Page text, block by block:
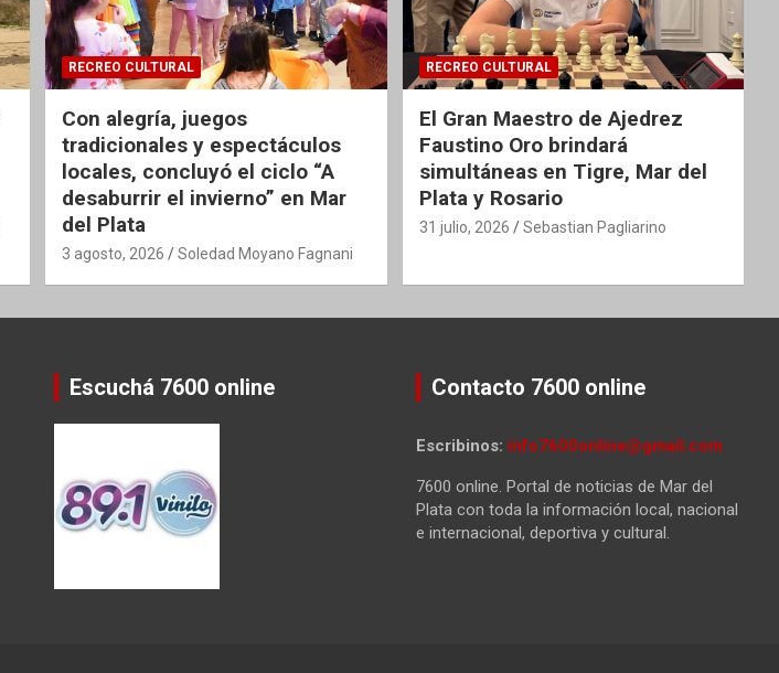
RECREO CULTURAL
Con alegría, juegos
tradicionales y espectáculos
locales, concluyó el ciclo “A
desaburrir el invierno” en Mar
del Plata
3 agosto, 2026 Soledad Moyano Fagnani
RECREO CULTURAL
El Gran Maestro de Ajedrez
Faustino Oro brindará
simultáneas en Tigre, Mar del
Plata y Rosario
31 julio, 2026 Sebastian Pagliarino
Escuchá 7600 online Contacto 7600 online
Escribinos: info7600online@gmail.com
7600 online. Portal de noticias de Mar del
Plata con toda la información local, nacional
e internacional, deportiva y cultural.